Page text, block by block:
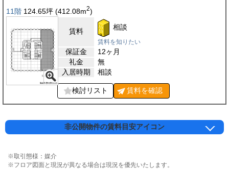
11階 124.65坪 (412.08m2)
賃料 相談
賃料を知りたい
保証金
12ヶ月
礼金
無
入居時期
相談
検討リスト 賃料を確認
非公開物件の賃料目安アイコン
※取引態様：媒介
※フロア図面と現況が異なる場合は現況を優先いたします。